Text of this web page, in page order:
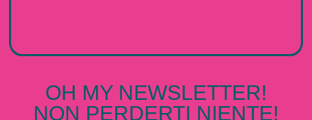
OH MY NEWSLETTER!
NON PERDERTI NIENTE!